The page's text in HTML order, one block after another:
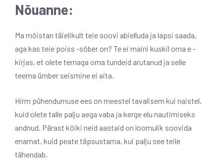
Nõuanne:
Ma mõistan täielikult teie soovi abielluda ja lapsi saada,
aga kas teie poiss -sõber on? Te ei maini kuskil oma e -
kirjas, et olete temaga oma tundeid arutanud ja selle
teema ümber seismine ei aita.
Hirm pühendumuse ees on meestel tavalisem kui naistel,
kuid olete talle palju aega vaba ja kerge elu nautimiseks
andnud. Pärast kõiki neid aastaid on loomulik soovida
enamat, kuid peate täpsustama, kui palju see teile
tähendab.